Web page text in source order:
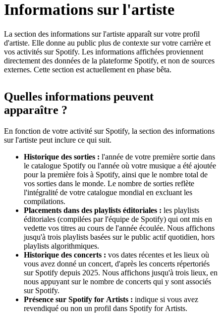
Informations sur l'artiste
La section des informations sur l'artiste apparaît sur votre profil
d'artiste. Elle donne au public plus de contexte sur votre carrière et
vos activités sur Spotify. Les informations affichées proviennent
directement des données de la plateforme Spotify, et non de sources
externes. Cette section est actuellement en phase bêta.
Quelles informations peuvent
apparaître ?
En fonction de votre activité sur Spotify, la section des informations
sur l'artiste peut inclure ce qui suit.
Historique des sorties : l'année de votre première sortie dans
le catalogue Spotify ou l'année où votre musique a été ajoutée
pour la première fois à Spotify, ainsi que le nombre total de
vos sorties dans le monde. Le nombre de sorties reflète
l'intégralité de votre catalogue mondial en excluant les
compilations.
Placements dans des playlists éditoriales : les playlists
éditoriales (compilées par l'équipe de Spotify) qui ont mis en
vedette vos titres au cours de l'année écoulée. Nous affichons
jusqu'à trois playlists basées sur le public actif quotidien, hors
playlists algorithmiques.
Historique des concerts : vos dates récentes et les lieux où
vous avez donné un concert, d'après les concerts répertoriés
sur Spotify depuis 2025. Nous affichons jusqu'à trois lieux, en
nous appuyant sur le nombre de concerts qui y sont associés
sur Spotify.
Présence sur Spotify for Artists : indique si vous avez
revendiqué ou non un profil dans Spotify for Artists.